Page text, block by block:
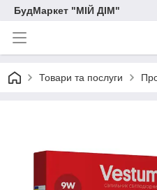
БудМаркет "МІЙ ДІМ"
Товари та послуги